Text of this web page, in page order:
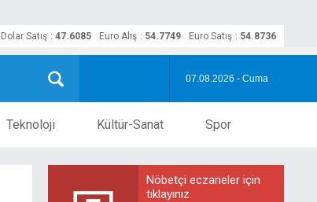
Dolar Satış : 47.6085 Euro Alış : 54.7749 Euro Satış : 54.8736
07.08.2026 - Cuma
Teknoloji Kültür-Sanat Spor
Nöbetçi eczaneler için
tıklayınız.